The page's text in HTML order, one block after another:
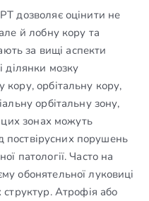
дозволяє оцінити не
й лобну кору та
за вищі аспекти
ділянки мозку
орбітальну кору,
орбітальну зону,
цих зонах можуть
поствірусних порушень
патології. Часто на
обонятельної луковиці
Атрофія або